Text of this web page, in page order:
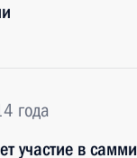
года
участие в